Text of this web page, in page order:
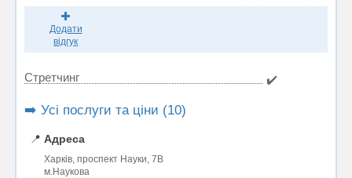
Додати
відгук
Стретчинг ✔️
➡️ Усі послуги та ціни (10)
📍 Адреса
Харків, проспект Науки, 7В
м.Наукова